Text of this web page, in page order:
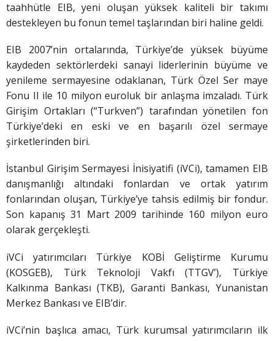
taahhütle EIB, yeni oluşan yüksek kaliteli bir takımı
destekleyen bu fonun temel taşlarından biri haline geldi.
EIB 2007’nin ortalarında, Türkiye’de yüksek büyüme
kaydeden sektörlerdeki sanayi liderlerinin büyüme ve
yenileme sermayesine odaklanan, Türk Özel Ser maye
Fonu II ile 10 milyon euroluk bir anlaşma imzaladı. Türk
Girişim Ortakları (“Turkven”) tarafından yönetilen fon
Türkiye’deki en eski ve en başarılı özel sermaye
şirketlerinden biri.
İstanbul Girişim Sermayesi İnisiyatifi (iVCi), tamamen EIB
danışmanlığı altındaki fonlardan ve ortak yatırım
fonlarından oluşan, Türkiye’ye tahsis edilmiş bir fondur.
Son kapanış 31 Mart 2009 tarihinde 160 milyon euro
olarak gerçekleşti.
iVCi yatırımcıları Türkiye KOBİ Geliştirme Kurumu
(KOSGEB), Türk Teknoloji Vakfı (TTGV’), Türkiye
Kalkınma Bankası (TKB), Garanti Bankası, Yunanistan
Merkez Bankası ve EIB’dir.
iVCi’nin başlıca amacı, Türk kurumsal yatırımcıların ilk